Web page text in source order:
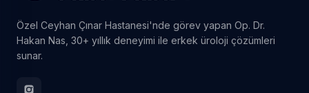
Özel Ceyhan Çınar Hastanesi'nde görev yapan Op. Dr.
Hakan Nas, 30+ yıllık deneyimi ile erkek üroloji çözümleri
sunar.